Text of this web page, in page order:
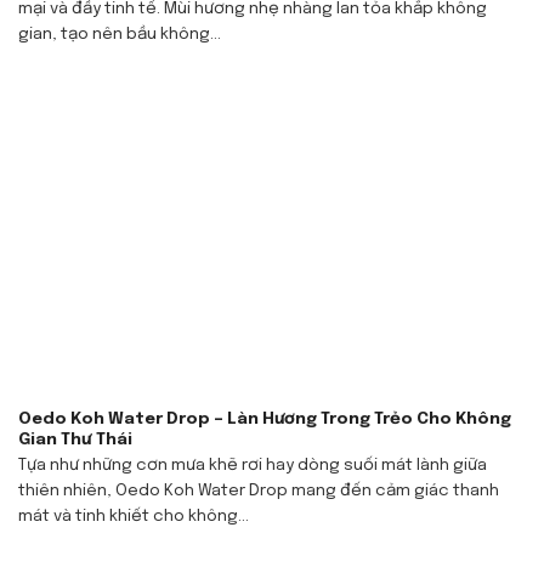
mại và đầy tinh tế. Mùi hương nhẹ nhàng lan tỏa khắp không
gian, tạo nên bầu không...
Oedo Koh Water Drop – Làn Hương Trong Trẻo Cho Không
Gian Thư Thái
Tựa như những cơn mưa khẽ rơi hay dòng suối mát lành giữa
thiên nhiên, Oedo Koh Water Drop mang đến cảm giác thanh
mát và tinh khiết cho không...